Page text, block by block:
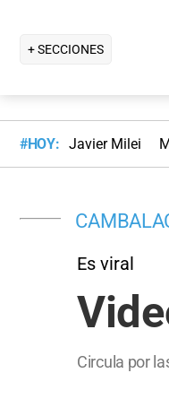
+ SECCIONES
#HOY: Javier Milei
Es viral
Circula por